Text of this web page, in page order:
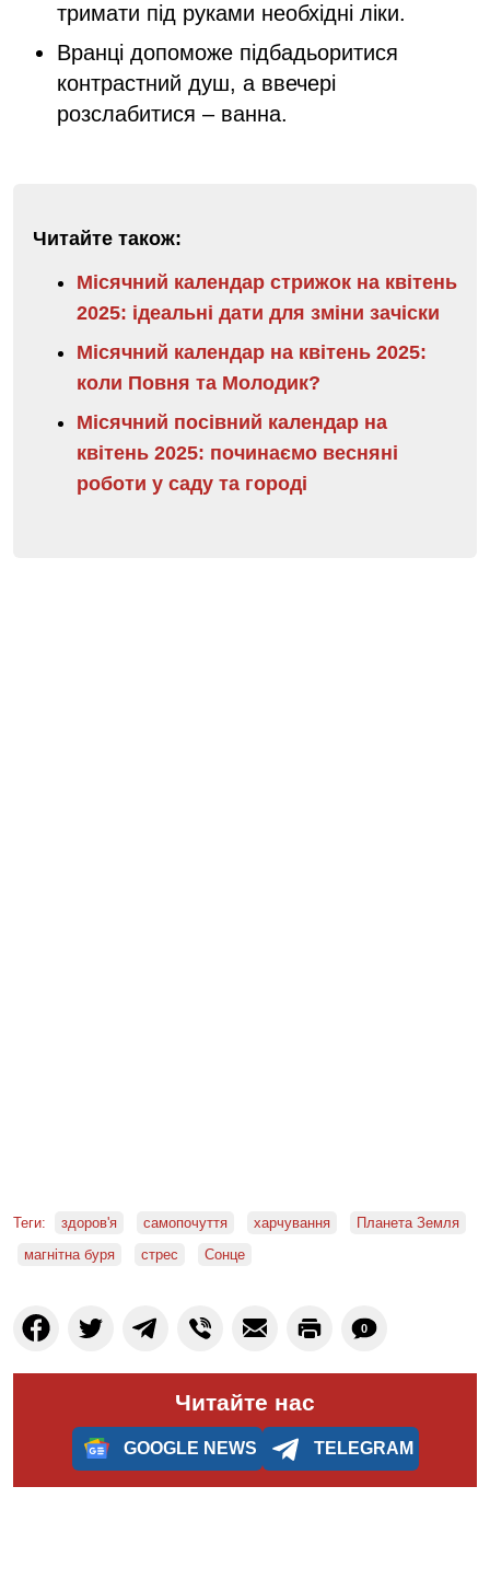
тримати під руками необхідні ліки.
Вранці допоможе підбадьоритися
контрастний душ, а ввечері
розслабитися – ванна.
Читайте також:
Місячний календар стрижок на квітень
2025: ідеальні дати для зміни зачіски
Місячний календар на квітень 2025:
коли Повня та Молодик?
Місячний посівний календар на
квітень 2025: починаємо весняні
роботи у саду та городі
Теги: здоров'я самопочуття харчування
Планета Земля
магнітна буря
стрес Сонце
0
Читайте нас
GOOGLE NEWS TELEGRAM